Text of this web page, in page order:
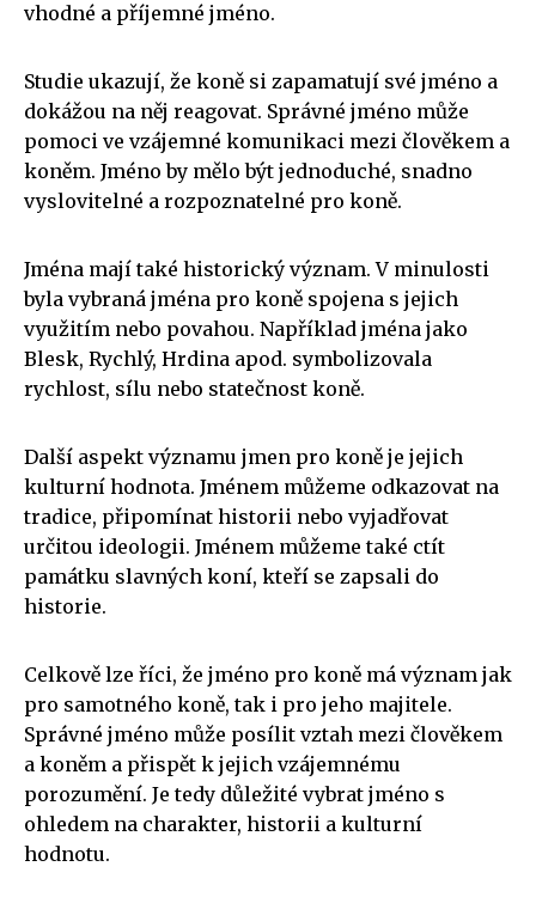
vhodné a příjemné jméno.
Studie ukazují, že koně si zapamatují své jméno a
dokážou na něj reagovat. Správné jméno může
pomoci ve vzájemné komunikaci mezi člověkem a
koněm. Jméno by mělo být jednoduché, snadno
vyslovitelné a rozpoznatelné pro koně.
Jména mají také historický význam. V minulosti
byla vybraná jména pro koně spojena s jejich
využitím nebo povahou. Například jména jako
Blesk, Rychlý, Hrdina apod. symbolizovala
rychlost, sílu nebo statečnost koně.
Další aspekt významu jmen pro koně je jejich
kulturní hodnota. Jménem můžeme odkazovat na
tradice, připomínat historii nebo vyjadřovat
určitou ideologii. Jménem můžeme také ctít
památku slavných koní, kteří se zapsali do
historie.
Celkově lze říci, že jméno pro koně má význam jak
pro samotného koně, tak i pro jeho majitele.
Správné jméno může posílit vztah mezi člověkem
a koněm a přispět k jejich vzájemnému
porozumění. Je tedy důležité vybrat jméno s
ohledem na charakter, historii a kulturní
hodnotu.